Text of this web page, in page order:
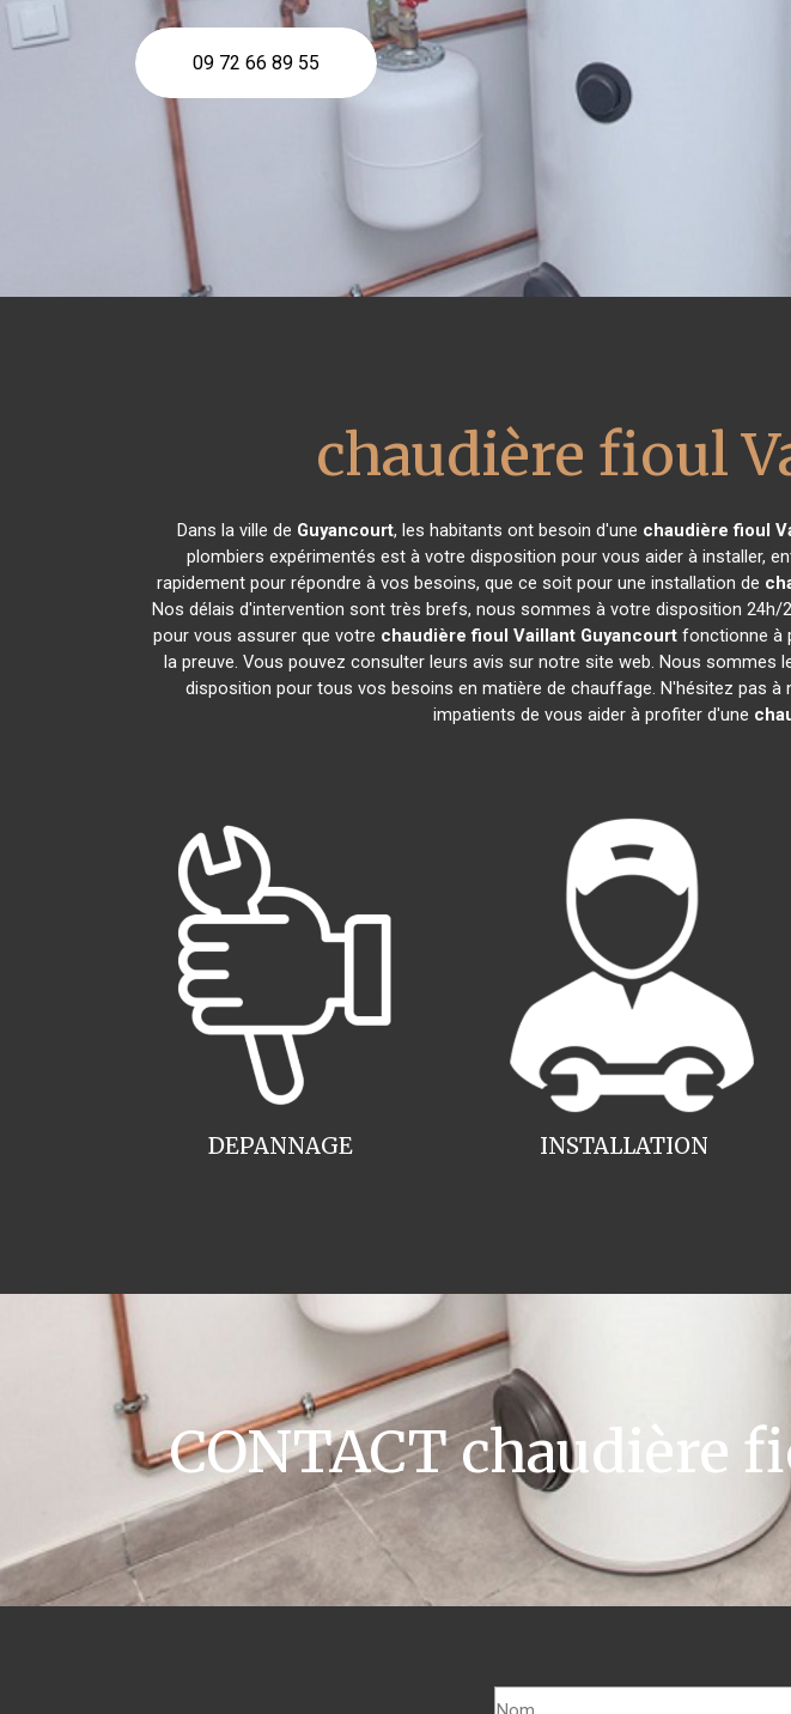
09 72 66 89 55
chaudière fioul
Dans la ville de Guyancourt, les habitants ont besoin d'une chaudière fioul
plombiers expérimentés est à votre disposition pour vous aider à installer,
rapidement pour répondre à vos besoins, que ce soit pour une installation de
Nos délais d'intervention sont très brefs, nous sommes à votre disposition
pour vous assurer que votre chaudière fioul Vaillant Guyancourtfonctionne à
la preuve. Vous pouvez consulter leurs avis sur notre site web. Nous sommes
disposition pour tous vos besoins en matière de chauffage. N'hésitez pas
impatients de vous aider à profiter d'une
INSTALLATION
DEPANNAGE
CONTACT chaudière